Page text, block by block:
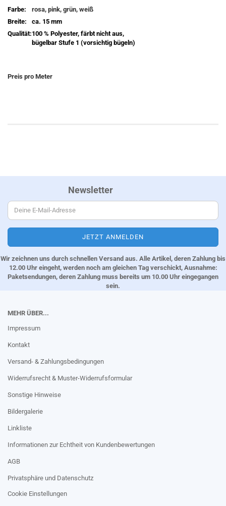
Farbe:
rosa, pink, grün, weiß
Breite:
ca. 15 mm
Qualität:100 % Polyester, färbt nicht aus,
bügelbar Stufe 1 (vorsichtig bügeln)
Preis pro Meter
Newsletter
Wir zeichnen uns durch schnellen Versand aus. Alle Artikel, deren Zahlung bis
12.00 Uhr eingeht, werden noch am gleichen Tag verschickt, Ausnahme:
Paketsendungen, deren Zahlung muss bereits um 10.00 Uhr eingegangen
sein.
MEHR ÜBER...
Impressum
Kontakt
Versand- & Zahlungsbedingungen
Widerrufsrecht & Muster-Widerrufsformular
Sonstige Hinweise
Bildergalerie
Linkliste
Informationen zur Echtheit von Kundenbewertungen
AGB
Privatsphäre und Datenschutz
Cookie Einstellungen